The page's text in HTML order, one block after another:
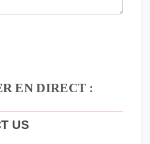
EN DIRECT :
US